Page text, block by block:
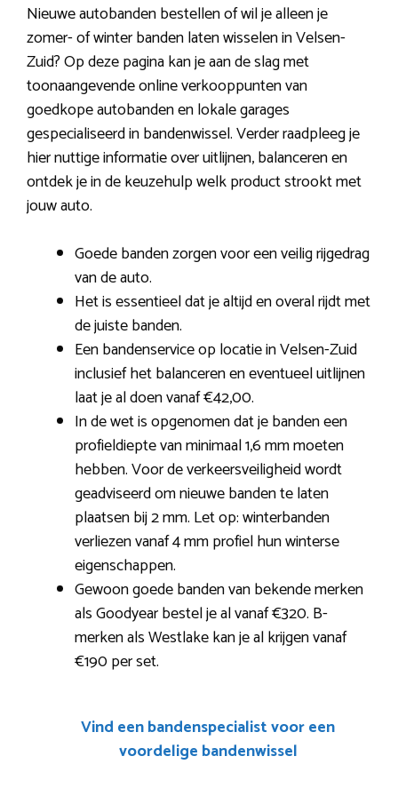
Nieuwe autobanden bestellen of wil je alleen je
zomer- of winter banden laten wisselen in Velsen-
Zuid? Op deze pagina kan je aan de slag met
toonaangevende online verkooppunten van
goedkope autobanden en lokale garages
gespecialiseerd in bandenwissel. Verder raadpleeg je
hier nuttige informatie over uitlijnen, balanceren en
ontdek je in de keuzehulp welk product strookt met
jouw auto.
Goede banden zorgen voor een veilig rijgedrag
van de auto.
Het is essentieel dat je altijd en overal rijdt met
de juiste banden.
Een bandenservice op locatie in Velsen-Zuid
inclusief het balanceren en eventueel uitlijnen
laat je al doen vanaf €42,00.
In de wet is opgenomen dat je banden een
profieldiepte van minimaal 1,6 mm moeten
hebben. Voor de verkeersveiligheid wordt
geadviseerd om nieuwe banden te laten
plaatsen bij 2 mm. Let op: winterbanden
verliezen vanaf 4 mm profiel hun winterse
eigenschappen.
Gewoon goede banden van bekende merken
als Goodyear bestel je al vanaf €320. B-
merken als Westlake kan je al krijgen vanaf
€190 per set.
Vind een bandenspecialist voor een
voordelige bandenwissel